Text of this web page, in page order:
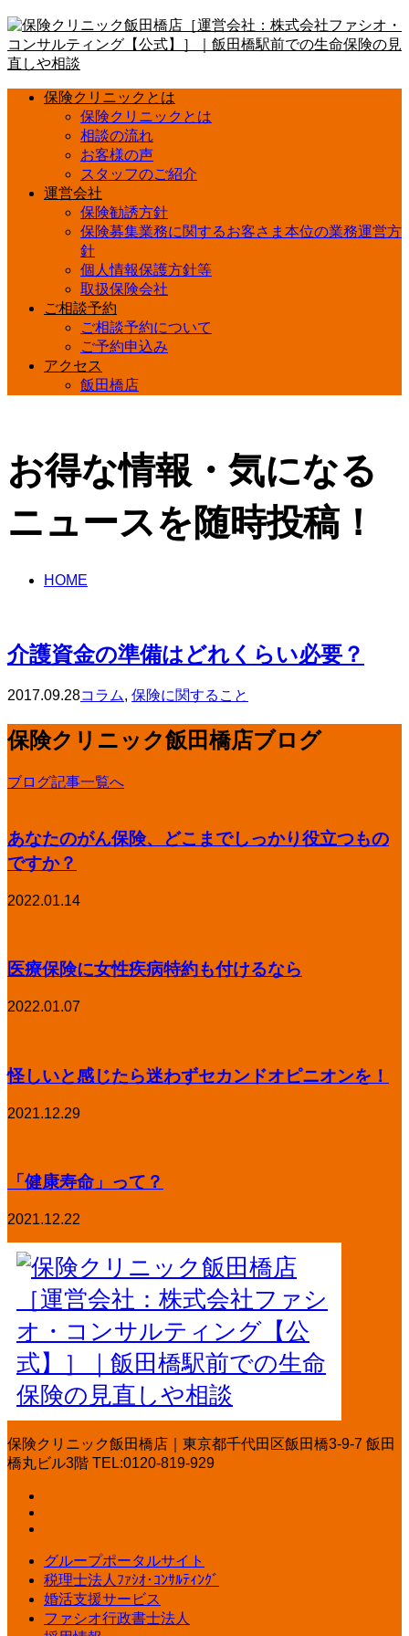
保険クリニックとは
保険クリニックとは
相談の流れ
お客様の声
スタッフのご紹介
運営会社
保険勧誘方針
保険募集業務に関するお客さま本位の業務運営方
針
個人情報保護方針等
取扱保険会社
ご相談予約
ご相談予約について
ご予約申込み
アクセス
飯田橋店
お得な情報・気になる
ニュースを随時投稿！
HOME
介護資金の準備はどれくらい必要？
2017.09.28コラム, 保険に関すること
保険クリニック飯田橋店ブログ
ブログ記事一覧へ
あなたのがん保険、どこまでしっかり役立つもの
ですか？
2022.01.14
医療保険に女性疾病特約も付けるなら
2022.01.07
怪しいと感じたら迷わずセカンドオピニオンを！
2021.12.29
「健康寿命」って？
2021.12.22
保険クリニック飯田橋店｜東京都千代田区飯田橋3-9-7 飯田
橋丸ビル3階 TEL:0120-819-929
グループポータルサイト
税理士法人ﾌｧｼｵ･ｺﾝｻﾙﾃｨﾝｸﾞ
婚活支援サービス
ファシオ行政書士法人